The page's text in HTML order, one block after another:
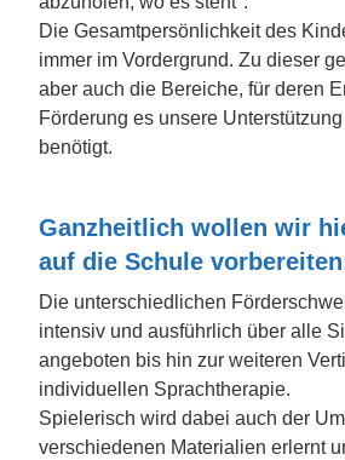
Die Gesamtpersönlichkeit des
immer im Vordergrund. Zu dieser
aber auch die Bereiche, für deren
Förderung es unsere
benötigt.
Ganzheitlich wollen wir
auf die Schule
Die unterschiedlichen
intensiv und ausführlich über alle
angeboten bis hin zur weiteren
individuellen Sprachtherapie.
Spielerisch wird dabei auch der
verschiedenen Materialien erlernt